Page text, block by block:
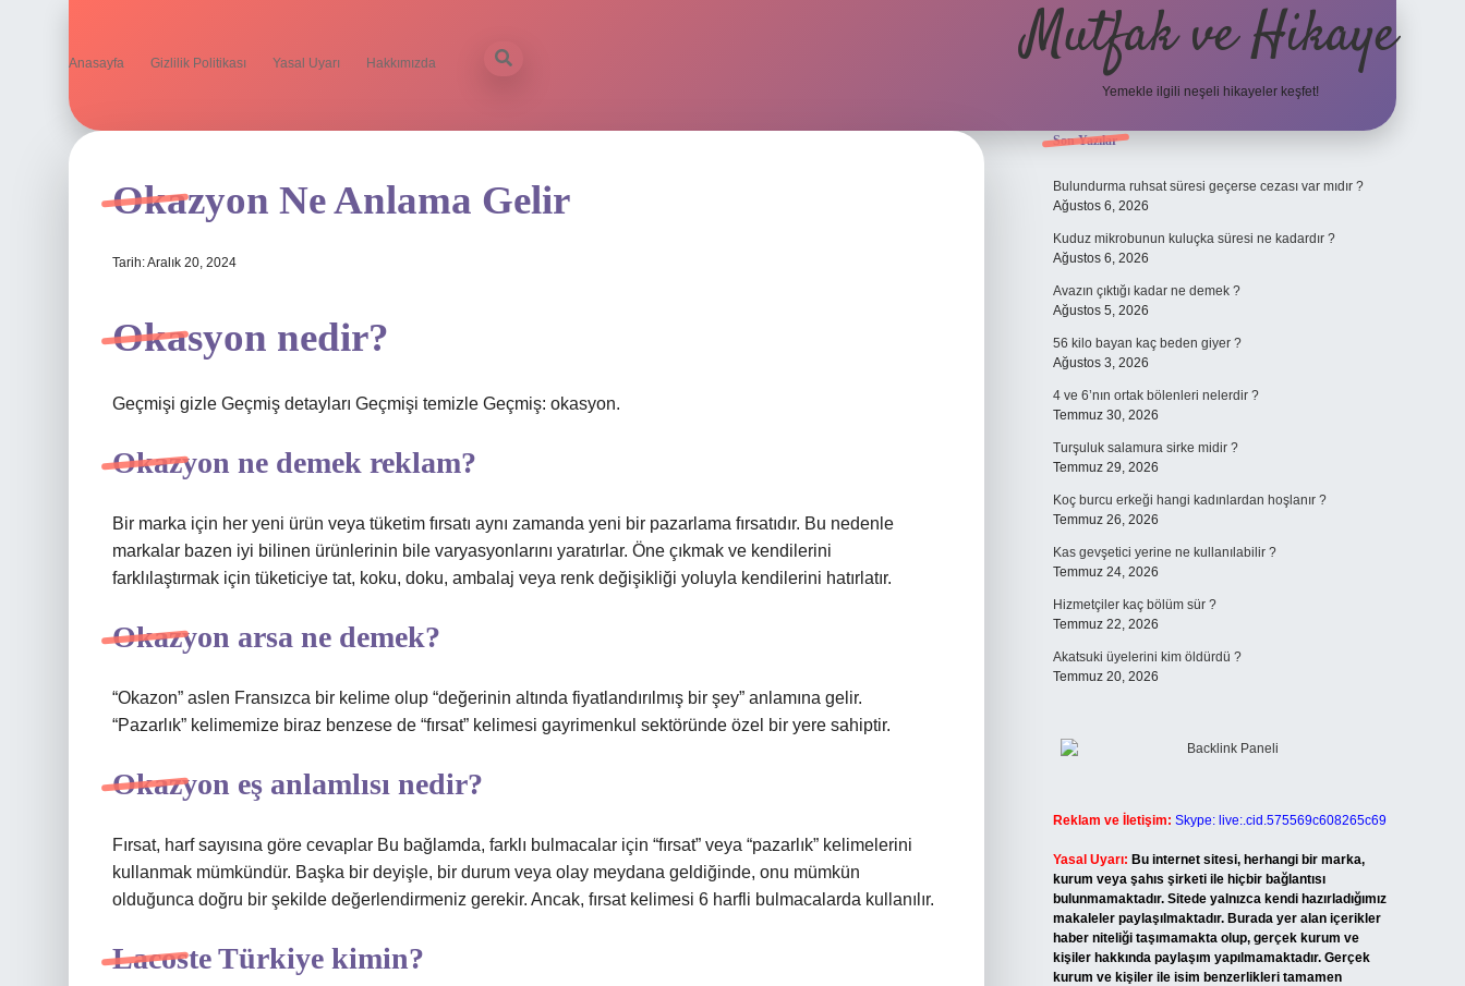
Anasayfa Gizlilik Politikası Yasal Uyarı Hakkımızda Mutfak ve Hikaye
Yemekle ilgili neşeli hikayeler keşfet!
Okazyon Ne Anlama Gelir
Tarih: Aralık 20, 2024
Okasyon nedir?
Geçmişi gizle Geçmiş detayları Geçmişi temizle Geçmiş: okasyon.
Okazyon ne demek reklam?
Bir marka için her yeni ürün veya tüketim fırsatı aynı zamanda yeni bir pazarlama fırsatıdır. Bu nedenle
markalar bazen iyi bilinen ürünlerinin bile varyasyonlarını yaratırlar. Öne çıkmak ve kendilerini
farklılaştırmak için tüketiciye tat, koku, doku, ambalaj veya renk değişikliği yoluyla kendilerini hatırlatır.
Okazyon arsa ne demek?
“Okazon” aslen Fransızca bir kelime olup “değerinin altında fiyatlandırılmış bir şey” anlamına gelir.
“Pazarlık” kelimemize biraz benzese de “fırsat” kelimesi gayrimenkul sektöründe özel bir yere sahiptir.
Okazyon eş anlamlısı nedir?
Fırsat, harf sayısına göre cevaplar Bu bağlamda, farklı bulmacalar için “fırsat” veya “pazarlık” kelimelerini
kullanmak mümkündür. Başka bir deyişle, bir durum veya olay meydana geldiğinde, onu mümkün
olduğunca doğru bir şekilde değerlendirmeniz gerekir. Ancak, fırsat kelimesi 6 harfli bulmacalarda kullanılır.
Lacoste Türkiye kimin?
Sidebar
Son Yazılar
Bulundurma ruhsat süresi geçerse cezası var mıdır ?
Ağustos 6, 2026
Kuduz mikrobunun kuluçka süresi ne kadardır ?
Ağustos 6, 2026
Avazın çıktığı kadar ne demek ?
Ağustos 5, 2026
56 kilo bayan kaç beden giyer ?
Ağustos 3, 2026
4 ve 6’nın ortak bölenleri nelerdir ?
Temmuz 30, 2026
Turşuluk salamura sirke midir ?
Temmuz 29, 2026
Koç burcu erkeği hangi kadınlardan hoşlanır ?
Temmuz 26, 2026
Kas gevşetici yerine ne kullanılabilir ?
Temmuz 24, 2026
Hizmetçiler kaç bölüm sür ?
Temmuz 22, 2026
Akatsuki üyelerini kim öldürdü ?
Temmuz 20, 2026
Reklam ve İletişim: Skype: live:.cid.575569c608265c69
Yasal Uyarı: Bu internet sitesi, herhangi bir marka,
kurum veya şahıs şirketi ile hiçbir bağlantısı
bulunmamaktadır. Sitede yalnızca kendi hazırladığımız
makaleler paylaşılmaktadır. Burada yer alan içerikler
haber niteliği taşımamakta olup, gerçek kurum ve
kişiler hakkında paylaşım yapılmamaktadır. Gerçek
kurum ve kişiler ile isim benzerlikleri tamamen